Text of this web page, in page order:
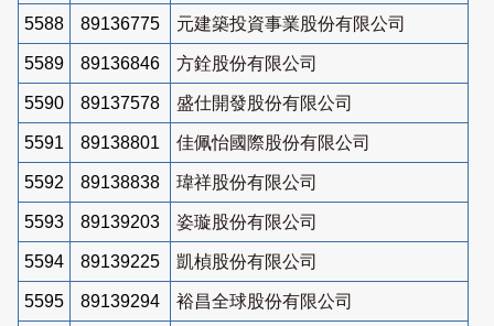
5588 89136775 元建築投資事業股份有限公司
5589 89136846 方銓股份有限公司
5590 89137578 盛仕開發股份有限公司
5591 89138801 佳佩怡國際股份有限公司
5592 89138838 瑋祥股份有限公司
5593 89139203 姿璇股份有限公司
5594 89139225 凱楨股份有限公司
5595 89139294 裕昌全球股份有限公司